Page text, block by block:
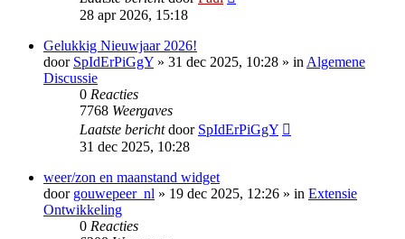
28 apr 2026, 15:18
Gelukkig Nieuwjaar 2026!
door SpIdErPiGgY » 31 dec 2025, 10:28 » inAlgemene
Discussie
0 Reacties
7768 Weergaves
Laatste berichtdoor SpIdErPiGgY
31 dec 2025, 10:28
weer/zon en maanstand widget
door gouwepeer_nl » 19 dec 2025, 12:26 » in Extensie
Ontwikkeling
0 Reacties